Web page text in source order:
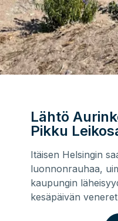
Lähtö
Pikku
Itäisen Helsingin
luonnonrauhaa,
kaupungin
kesäpäivän